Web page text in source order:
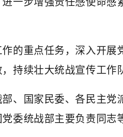
的重点任务，深入开
持续壮大统战宣传工
、国家民委、各民主
委统战部主要负责同志